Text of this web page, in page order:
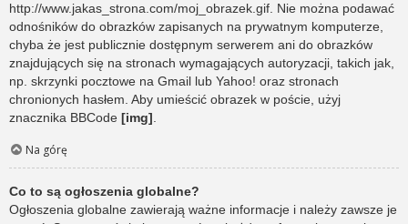
http://www.jakas_strona.com/moj_obrazek.gif. Nie można podawać
odnośników do obrazków zapisanych na prywatnym komputerze,
chyba że jest publicznie dostępnym serwerem ani do obrazków
znajdujących się na stronach wymagających autoryzacji, takich jak,
np. skrzynki pocztowe na Gmail lub Yahoo! oraz stronach
chronionych hasłem. Aby umieścić obrazek w poście, użyj
znacznika BBCode [img].
Na górę
Co to są ogłoszenia globalne?
Ogłoszenia globalne zawierają ważne informacje i należy zawsze je